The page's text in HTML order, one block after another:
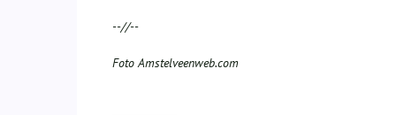
--//--
Foto Amstelveenweb.com